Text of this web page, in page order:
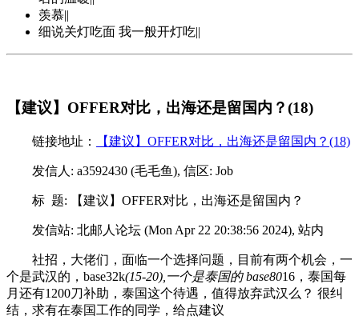
羡慕||
细说关灯吃面 我一般开灯吃||
【建议】OFFER对比，出海还是留国内？(18)
链接地址： 【建议】OFFER对比，出海还是留国内？(18)
发信人: a3592430 (毛毛鱼), 信区: Job
标 题: 【建议】OFFER对比，出海还是留国内？
发信站: 北邮人论坛 (Mon Apr 22 20:38:56 2024), 站内
社招，大佬们，面临一个选择问题，目前有两个机会，一
个是武汉的，base32k(15-20),一个是泰国的 base8016，泰国每
月还有1200刀补助，泰国这个待遇，值得放弃武汉么？ 很纠
结，求有在泰国工作的同学，给点建议